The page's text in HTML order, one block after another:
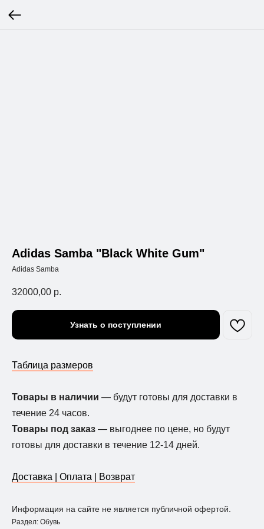
Adidas Samba "Black White Gum"
Adidas Samba
32000,00 р.
Узнать о поступлении
Таблица размеров
Товары в наличии — будут готовы для доставки в
течение 24 часов.
Товары под заказ — выгоднее по цене, но будут
готовы для доставки в течение 12-14 дней.
Доставка | Оплата | Возврат
Информация на сайте не является публичной офертой.
Раздел: Обувь